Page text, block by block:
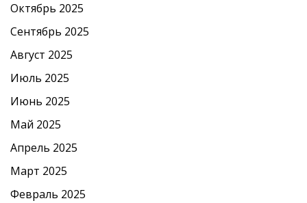
Октябрь 2025
Сентябрь 2025
Август 2025
Июль 2025
Июнь 2025
Май 2025
Апрель 2025
Март 2025
Февраль 2025